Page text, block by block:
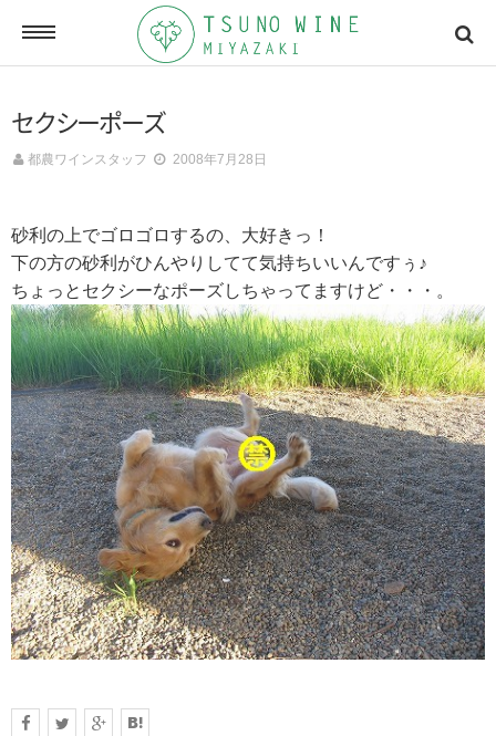
ONLINE SHOP
メールマガジン
ACCESSMAP
アクセスマップ
CONTACT
お問い合わせ
RECRUIT
求人情報
セクシーポーズ
都農ワインスタッフ 2008年7月28日
砂利の上でゴロゴロするの、大好きっ！
下の方の砂利がひんやりしてて気持ちいいんですぅ♪
ちょっとセクシーなポーズしちゃってますけど・・・。